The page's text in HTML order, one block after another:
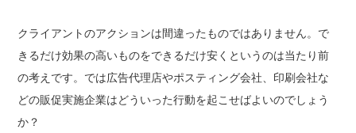
クライアントのアクションは間違ったものではありません。で
きるだけ効果の高いものをできるだけ安くというのは当たり前
の考えです。では広告代理店やポスティング会社、印刷会社な
どの販促実施企業はどういった行動を起こせばよいのでしょう
か？